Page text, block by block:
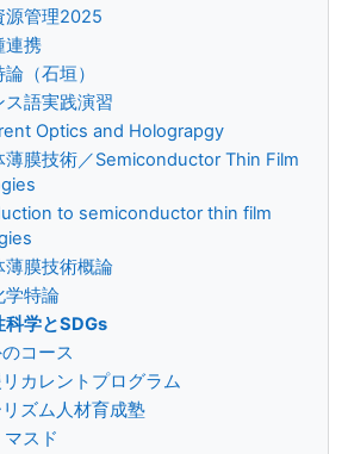
源管理2025
連携
（石垣）
ス語実践演習
Optics and Holograpgy
薄膜技術／Semiconductor Thin Film
to semiconductor thin film
薄膜技術概論
学特論
科学とSDGs
コース
カレントプログラム
ズム人材育成塾
スド